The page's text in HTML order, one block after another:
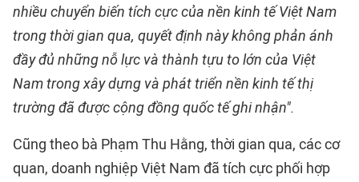
nhiều chuyển biến tích cực của nền kinh tế Việt Nam
trong thời gian qua, quyết định này không phản ánh
đầy đủ những nỗ lực và thành tựu to lớn của Việt
Nam trong xây dựng và phát triển nền kinh tế thị
trường đã được cộng đồng quốc tế ghi nhận".
Cũng theo bà Phạm Thu Hằng, thời gian qua, các cơ
quan, doanh nghiệp Việt Nam đã tích cực phối hợp